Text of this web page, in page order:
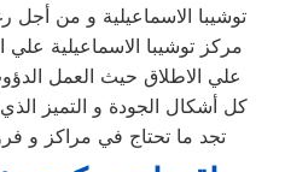
توشيبا الاسماعيلية و من
مركز توشيبا الاسماعيلية علي
علي الاطلاق حيث العمل
كل أشكال الجودة و التميز
تجد ما تحتاج في مراكز و